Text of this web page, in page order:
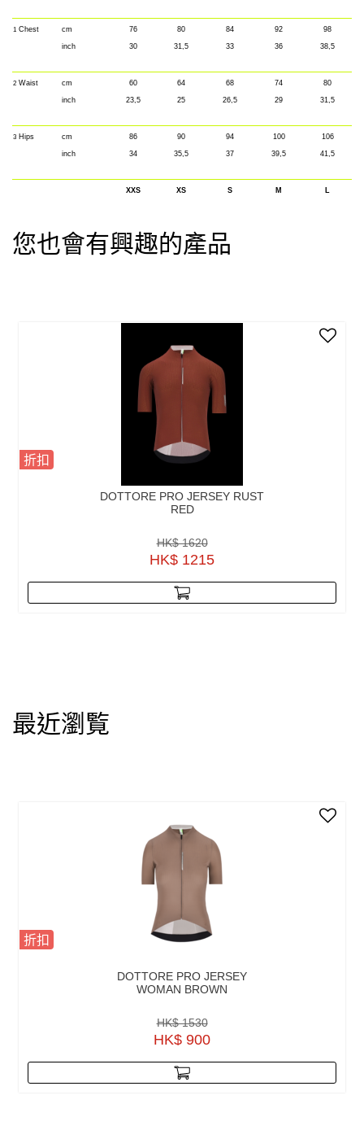
1 Chest cm 76 80 84 92 98
inch 30 31,5 33 36 38,5
2 Waist cm 60 64 68 74 80
inch 23,5 25 26,5 29 31,5
3 Hips cm 86 90 94 100 106
inch 34 35,5 37 39,5 41,5
XXS XS S M L
您也會有興趣的產品
折扣
DOTTORE PRO JERSEY RUST
RED
HK$ 1620
HK$ 1215
最近瀏覧
折扣
DOTTORE PRO JERSEY
WOMAN BROWN
HK$ 1530
HK$ 900